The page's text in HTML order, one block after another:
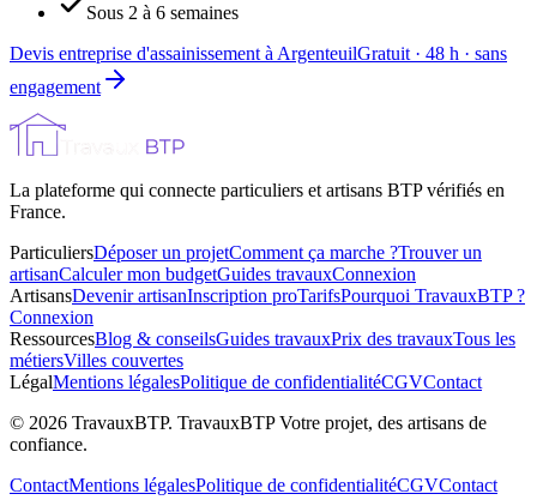
Sous 2 à 6 semaines
Devis entreprise d'assainissement à ArgenteuilGratuit · 48 h · sans
engagement
La plateforme qui connecte particuliers et artisans BTP vérifiés en
France.
ParticuliersDéposer un projetComment ça marche ?Trouver un
artisanCalculer mon budgetGuides travauxConnexion
ArtisansDevenir artisanInscription proTarifsPourquoi TravauxBTP ?
Connexion
RessourcesBlog & conseilsGuides travauxPrix des travauxTous les
métiersVilles couvertes
LégalMentions légalesPolitique de confidentialitéCGVContact
© 2026 TravauxBTP. TravauxBTP Votre projet, des artisans de
confiance.
ContactMentions légalesPolitique de confidentialitéCGVContact